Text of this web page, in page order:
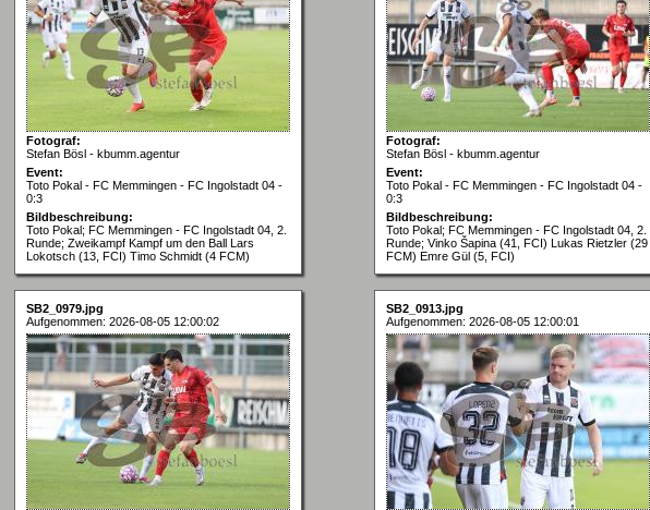
Fotograf:
Stefan Bösl - kbumm.agentur
Event:
Toto Pokal - FC Memmingen - FC Ingolstadt 04 -
0:3
Bildbeschreibung:
Toto Pokal; FC Memmingen - FC Ingolstadt 04, 2.
Runde; Zweikampf Kampf um den Ball Lars
Lokotsch (13, FCI) Timo Schmidt (4 FCM)
Fotograf:
Stefan Bösl - kbumm.agentur
Event:
Toto Pokal - FC Memmingen - FC Ingolstadt 04 -
0:3
Bildbeschreibung:
Toto Pokal; FC Memmingen - FC Ingolstadt 04, 2.
Runde; Vinko Šapina (41, FCI) Lukas Rietzler (29
FCM) Emre Gül (5, FCI)
SB2_0979.jpg
Aufgenommen: 2026-08-05 12:00:02
SB2_0913.jpg
Aufgenommen: 2026-08-05 12:00:01